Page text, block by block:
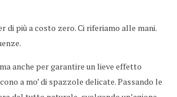
di più a costo zero. Ci riferiamo alle mani.
anche per garantire un lieve effetto
a mo’ di spazzole delicate. Passando le